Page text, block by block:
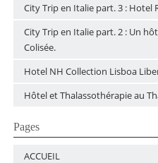
City Trip en Italie part. 3 :
City Trip en Italie part. 2 : Un
Colisée.
Hotel NH Collection Lisboa
Hôtel et Thalassothérapie au
Pages
ACCUEIL